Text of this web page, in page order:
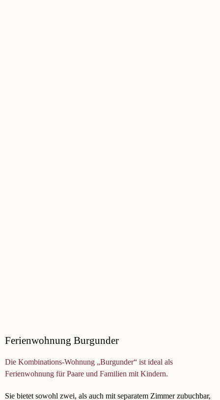
Ferienwohnung Burgunder
Die Kombinations-Wohnung „Burgunder“ ist ideal als
Ferienwohnung für Paare und Familien mit Kindern.
Sie bietet sowohl zwei, als auch mit separatem Zimmer zubuchbar,